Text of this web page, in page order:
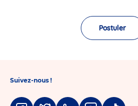
Postuler
Suivez-nous !